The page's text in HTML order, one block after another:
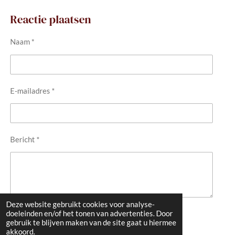
Deze website gebruikt cookies voor analyse-
doeleinden en/of het tonen van advertenties. Door
gebruik te blijven maken van de site gaat u hiermee
akkoord.
Reactie plaatsen
Naam *
E-mailadres *
Bericht *
Verstuur reactie